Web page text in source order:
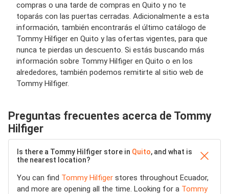
compras o una tarde de compras en Quito y no te
toparás con las puertas cerradas. Adicionalmente a esta
información, también encontrarás el último catálogo de
Tommy Hilfiger en Quito y las ofertas vigentes, para que
nunca te pierdas un descuento. Si estás buscando más
información sobre Tommy Hilfiger en Quito o en los
alrededores, también podemos remitirte al sitio web de
Tommy Hilfiger.
Preguntas frecuentes acerca de Tommy
Hilfiger
Is there a Tommy Hilfiger store in Quito, and what is
the nearest location?
You can find Tommy Hilfiger stores throughout Ecuador,
and more are opening all the time. Looking for a Tommy